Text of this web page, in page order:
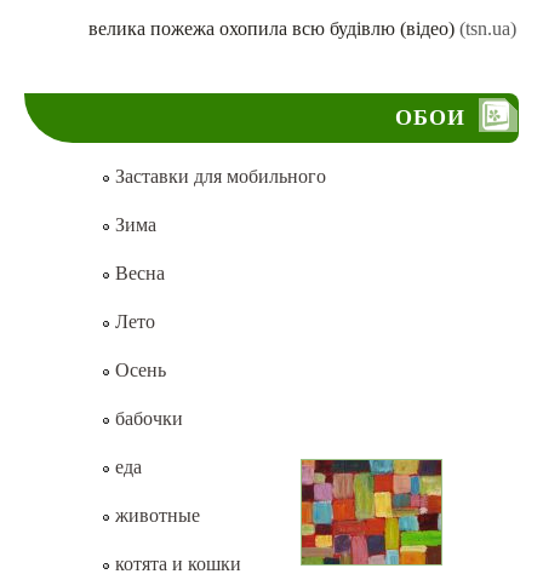
велика пожежа охопила всю будівлю (відео) (tsn.ua)
ОБОИ
Заставки для мобильного
Зима
Весна
Лето
Осень
бабочки
еда
животные
котята и кошки